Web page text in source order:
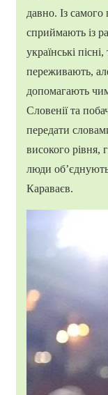
давно. Із самого
сприймають із
українські
переживають,
допомагають
Словенії та
передати
високого рівня,
люди
Караваєв.